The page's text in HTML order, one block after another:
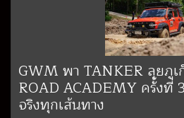
GWM พา TANKER ลุยภู
ROAD ACADEMY ครั้งที่
จริงทุกเส้นทาง